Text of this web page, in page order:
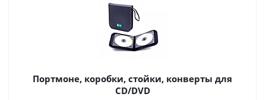
Портмоне, коробки, стойки, конверты для
CD/DVD